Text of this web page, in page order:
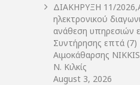
ΔIΑΚΗΡΥΞΗ 11/
ηλεκτρονικού
ανάθεση υπηρεσιών
Συντήρησης επτά
Αιμοκάθαρσης
Ν. Κιλκίς
August 3, 2026